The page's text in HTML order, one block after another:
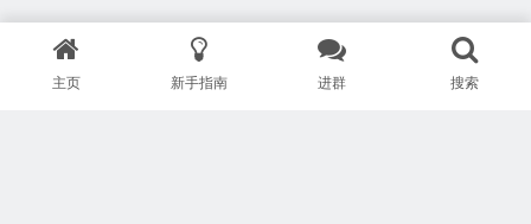
主页 新手指南 进群 搜索